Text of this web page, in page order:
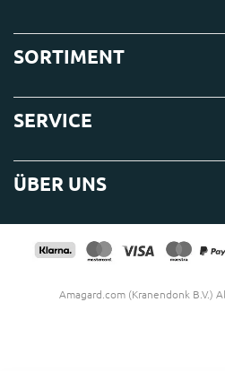
SORTIMENT
SERVICE
ÜBER UNS
Amagard.com (Kranendonk B.V.)